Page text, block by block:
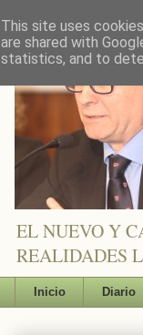
EL NUEVO Y
REALIDADES
Inicio Diario
This site uses
are shared with
statistics, and to